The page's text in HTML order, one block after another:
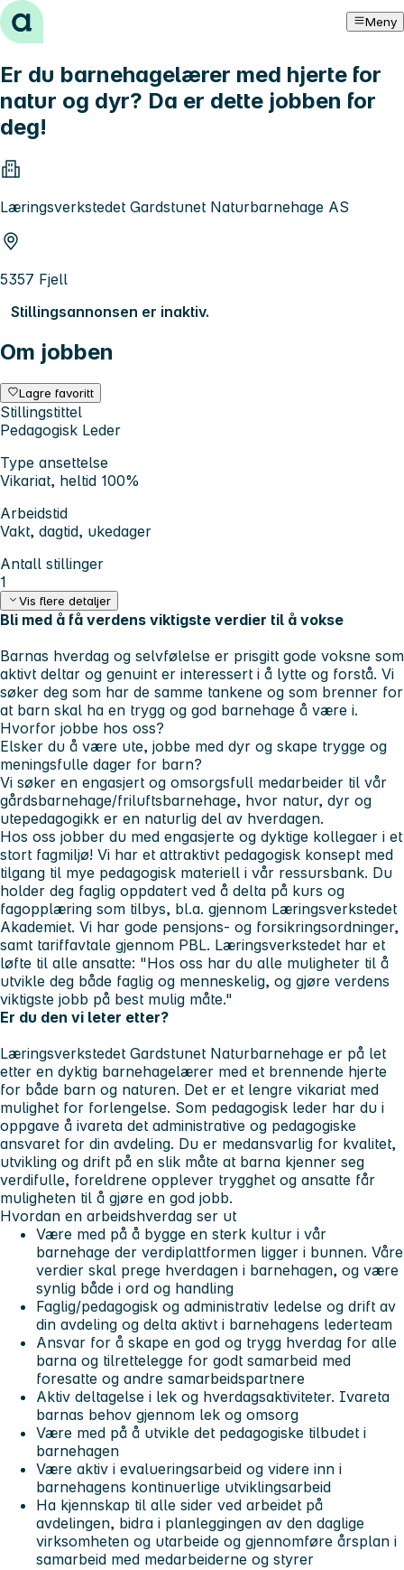
Hopp til innhold Meny
Er du barnehagelærer med hjerte for
natur og dyr? Da er dette jobben for
deg!
Læringsverkstedet Gardstunet Naturbarnehage AS
5357 Fjell
Stillingsannonsen er inaktiv.
Om jobben
Lagre favoritt
Stillingstittel
Pedagogisk Leder
Type ansettelse
Vikariat, heltid 100%
Arbeidstid
Vakt, dagtid, ukedager
Antall stillinger
1
Vis flere detaljer
Bli med å få verdens viktigste verdier til å vokse
Barnas hverdag og selvfølelse er prisgitt gode voksne som
aktivt deltar og genuint er interessert i å lytte og forstå. Vi
søker deg som har de samme tankene og som brenner for
at barn skal ha en trygg og god barnehage å være i.
Hvorfor jobbe hos oss?
Elsker du å være ute, jobbe med dyr og skape trygge og
meningsfulle dager for barn?
Vi søker en engasjert og omsorgsfull medarbeider til vår
gårdsbarnehage/friluftsbarnehage, hvor natur, dyr og
utepedagogikk er en naturlig del av hverdagen.
Hos oss jobber du med engasjerte og dyktige kollegaer i et
stort fagmiljø! Vi har et attraktivt pedagogisk konsept med
tilgang til mye pedagogisk materiell i vår ressursbank. Du
holder deg faglig oppdatert ved å delta på kurs og
fagopplæring som tilbys, bl.a. gjennom Læringsverkstedet
Akademiet. Vi har gode pensjons- og forsikringsordninger,
samt tariffavtale gjennom PBL. Læringsverkstedet har et
løfte til alle ansatte: "Hos oss har du alle muligheter til å
utvikle deg både faglig og menneskelig, og gjøre verdens
viktigste jobb på best mulig måte."
Er du den vi leter etter?
Læringsverkstedet Gardstunet Naturbarnehage er på let
etter en dyktig barnehagelærer med et brennende hjerte
for både barn og naturen. Det er et lengre vikariat med
mulighet for forlengelse. Som pedagogisk leder har du i
oppgave å ivareta det administrative og pedagogiske
ansvaret for din avdeling. Du er medansvarlig for kvalitet,
utvikling og drift på en slik måte at barna kjenner seg
verdifulle, foreldrene opplever trygghet og ansatte får
muligheten til å gjøre en god jobb.
Hvordan en arbeidshverdag ser ut
Være med på å bygge en sterk kultur i vår
barnehage der verdiplattformen ligger i bunnen. Våre
verdier skal prege hverdagen i barnehagen, og være
synlig både i ord og handling
Faglig/pedagogisk og administrativ ledelse og drift av
din avdeling og delta aktivt i barnehagens lederteam
Ansvar for å skape en god og trygg hverdag for alle
barna og tilrettelegge for godt samarbeid med
foresatte og andre samarbeidspartnere
Aktiv deltagelse i lek og hverdagsaktiviteter. Ivareta
barnas behov gjennom lek og omsorg
Være med på å utvikle det pedagogiske tilbudet i
barnehagen
Være aktiv i evalueringsarbeid og videre inn i
barnehagens kontinuerlige utviklingsarbeid
Ha kjennskap til alle sider ved arbeidet på
avdelingen, bidra i planleggingen av den daglige
virksomheten og utarbeide og gjennomføre årsplan i
samarbeid med medarbeiderne og styrer